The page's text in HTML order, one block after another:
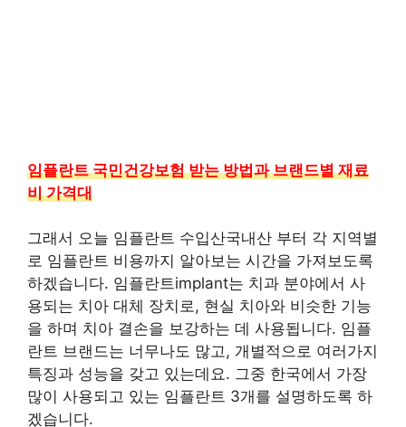
임플란트 국민건강보험 받는 방법과 브랜드별 재료
비 가격대
그래서 오늘 임플란트 수입산국내산 부터 각 지역별
로 임플란트 비용까지 알아보는 시간을 가져보도록
하겠습니다. 임플란트implant는 치과 분야에서 사
용되는 치아 대체 장치로, 현실 치아와 비슷한 기능
을 하며 치아 결손을 보강하는 데 사용됩니다. 임플
란트 브랜드는 너무나도 많고, 개별적으로 여러가지
특징과 성능을 갖고 있는데요. 그중 한국에서 가장
많이 사용되고 있는 임플란트 3개를 설명하도록 하
겠습니다.